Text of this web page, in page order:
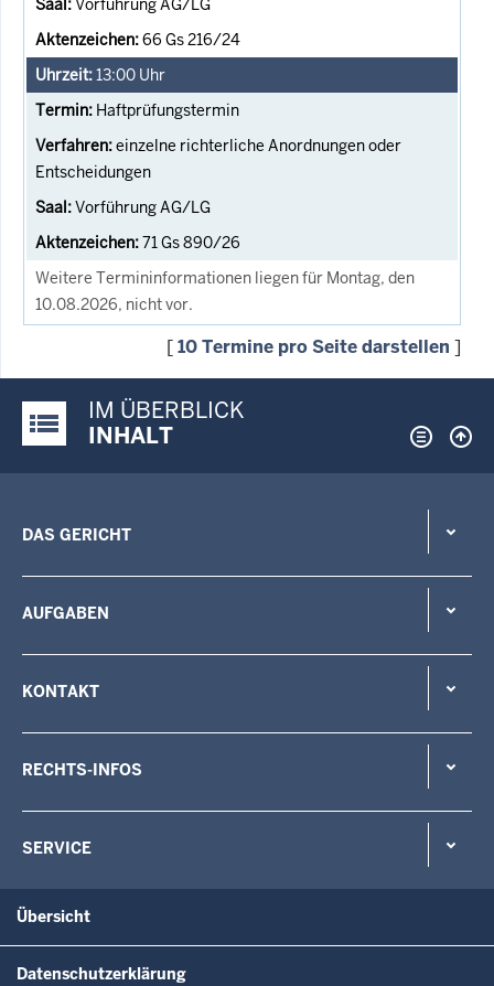
Vorführung AG/LG
66 Gs 216/24
13:00 Uhr
Haftprüfungstermin
einzelne richterliche Anordnungen oder
Entscheidungen
Vorführung AG/LG
71 Gs 890/26
Weitere Termininformationen liegen für Montag, den
10.08.2026, nicht vor.
[10 Termine pro Seite darstellen ]
Justiz-Portal im Überblick:
IM ÜBERBLICK
INHALT
DAS GERICHT
AUFGABEN
KONTAKT
RECHTS-INFOS
SERVICE
Übersicht
Datenschutzerklärung